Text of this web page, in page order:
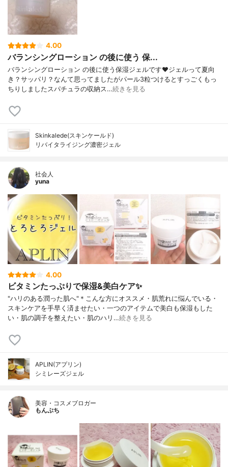
4.00
バランシングローション の後に使う 保...
バランシングローション の後に使う保湿ジェルです❤️ジェルって夏向
き？サッパリ？なんて思ってましたがパール3粒つけるとすっごくもっ
ちりしましたスパチュラの収納ス…続きを見る
Skinkalede(スキンケールド)
リバイタライジング濃密ジェル
社会人
yuna
4.00
ビタミンたっぷりで保湿&美白ケア✨
"ハリのある潤った肌へ"＊こんな方にオススメ・肌荒れに悩んでいる・
スキンケアを手早く済ませたい・一つのアイテムで美白も保湿もした
い・肌の調子を整えたい・肌のハリ…続きを見る
APLIN(アプリン)
シミレーズジェル
美容・コスメブロガー
もんぷち